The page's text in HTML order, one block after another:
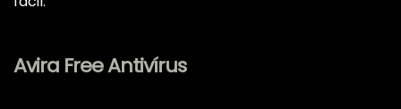
Avira Free Antivírus